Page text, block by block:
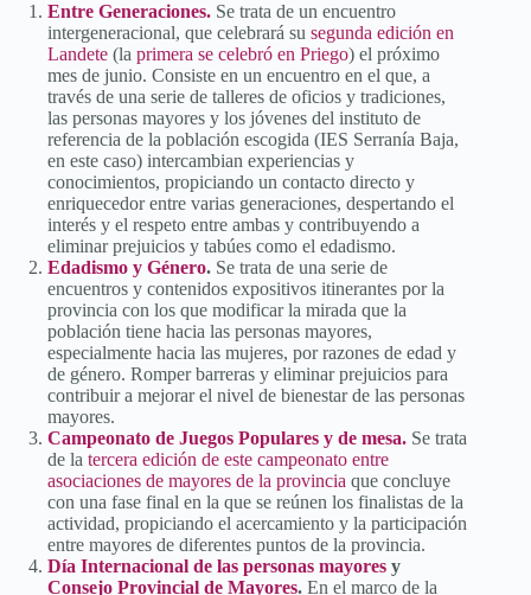
Entre Generaciones. Se trata de un encuentro
intergeneracional, que celebrará su segunda edición en
Landete (la primera se celebró en Priego) el próximo
mes de junio. Consiste en un encuentro en el que, a
través de una serie de talleres de oficios y tradiciones,
las personas mayores y los jóvenes del instituto de
referencia de la población escogida (IES Serranía Baja,
en este caso) intercambian experiencias y
conocimientos, propiciando un contacto directo y
enriquecedor entre varias generaciones, despertando el
interés y el respeto entre ambas y contribuyendo a
eliminar prejuicios y tabúes como el edadismo.
Edadismo y Género. Se trata de una serie de
encuentros y contenidos expositivos itinerantes por la
provincia con los que modificar la mirada que la
población tiene hacia las personas mayores,
especialmente hacia las mujeres, por razones de edad y
de género. Romper barreras y eliminar prejuicios para
contribuir a mejorar el nivel de bienestar de las personas
mayores.
Campeonato de Juegos Populares y de mesa. Se trata
de la tercera edición de este campeonato entre
asociaciones de mayores de la provincia que concluye
con una fase final en la que se reúnen los finalistas de la
actividad, propiciando el acercamiento y la participación
entre mayores de diferentes puntos de la provincia.
Día Internacional de las personas mayores y
Consejo Provincial de Mayores. En el marco de la